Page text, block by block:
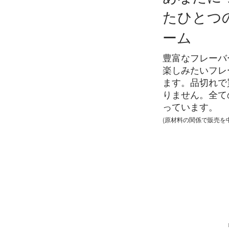
たひとつ
ーム
豊富なフレー
楽しみたいフ
ます。品切れ
りません。全
っています。
(原材料の関係で販売を